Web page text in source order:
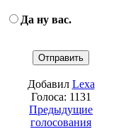
Да ну вас.
Добавил Lexa
Голоса: 1131
Предыдущие
голосования